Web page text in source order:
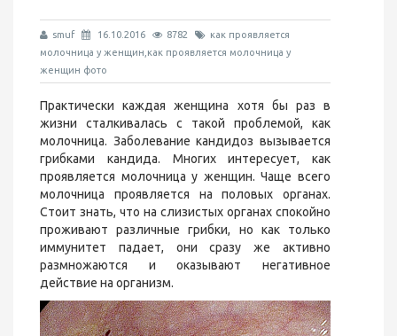
smuf 16.10.2016 8782
как проявляется
молочница у женщин,как проявляется молочница у
женщин фото
Практически каждая женщина хотя бы раз в
жизни сталкивалась с такой проблемой, как
молочница. Заболевание кандидоз вызывается
грибками кандида. Многих интересует, как
проявляется молочница у женщин. Чаще всего
молочница проявляется на половых органах.
Стоит знать, что на слизистых органах спокойно
проживают различные грибки, но как только
иммунитет падает, они сразу же активно
размножаются и оказывают негативное
действие на организм.